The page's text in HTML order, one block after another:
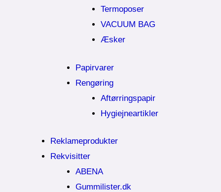
Termoposer
VACUUM BAG
Æsker
Papirvarer
Rengøring
Aftørringspapir
Hygiejneartikler
Reklameprodukter
Rekvisitter
ABENA
Gummilister.dk